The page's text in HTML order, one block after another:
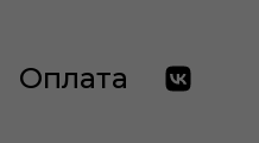
Оплата